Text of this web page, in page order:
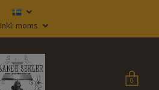
Inkl. moms
0